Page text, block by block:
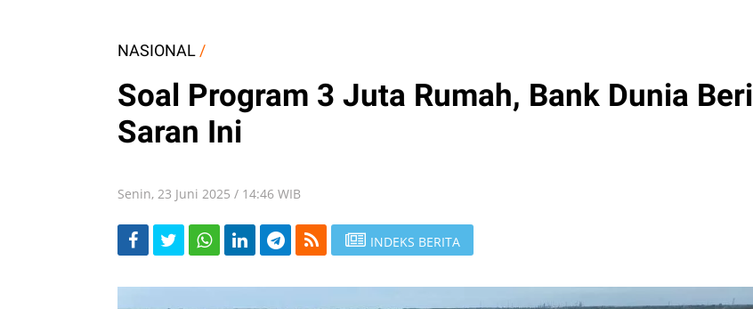
NASIONAL /
Soal Program 3 Juta Rumah, Bank Dunia Beri
Saran Ini
Senin, 23 Juni 2025 / 14:46 WIB
INDEKS BERITA